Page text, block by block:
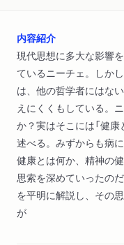
内容紹介
現代思想に多大な影響
ているニーチェ。しか
は、他の哲学者にはな
えにくくもしている。
か？実はそこには「健
述べる。みずからも病
健康とは何か、精神の
思索を深めていったの
を平明に解説し、その
が